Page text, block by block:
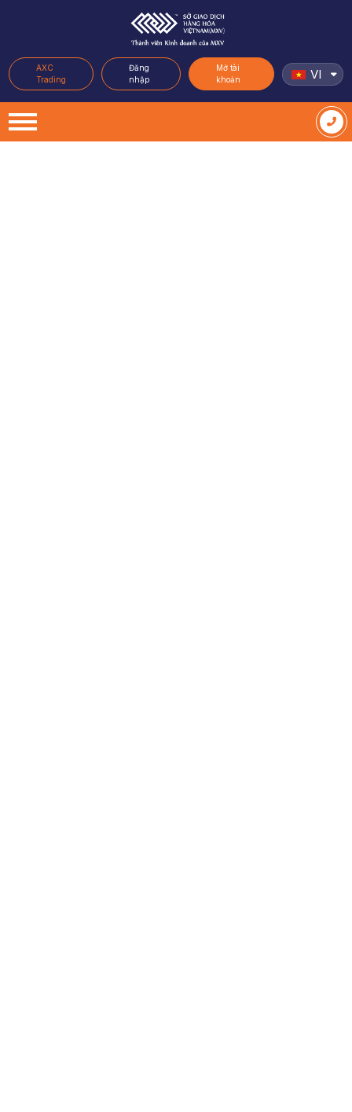
AXC
Trading
Đăng
nhập
Mở tài
khoản
VI